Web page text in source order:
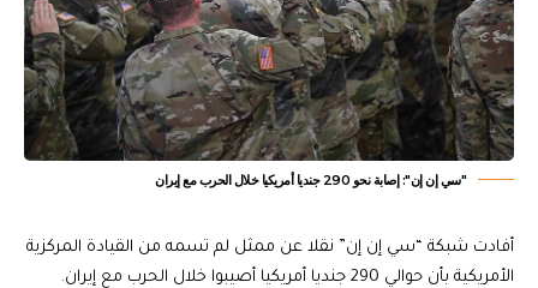
"سي إن إن": إصابة نحو 290 جنديا أمريكيا خلال الحرب مع إيران
أفادت شبكة “سي إن إن” نقلا عن ممثل لم تسمه من القيادة المركزية
الأمريكية بأن حوالي 290 جنديا أمريكيا أصيبوا خلال الحرب مع إيران.